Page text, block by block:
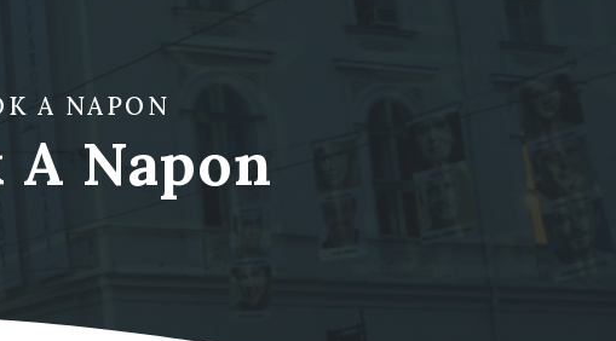
A NAPON
Napon